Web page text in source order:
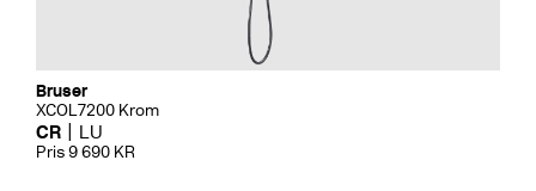
Bruser
XCOL7200 Krom
CR LU
Pris 9 690 KR